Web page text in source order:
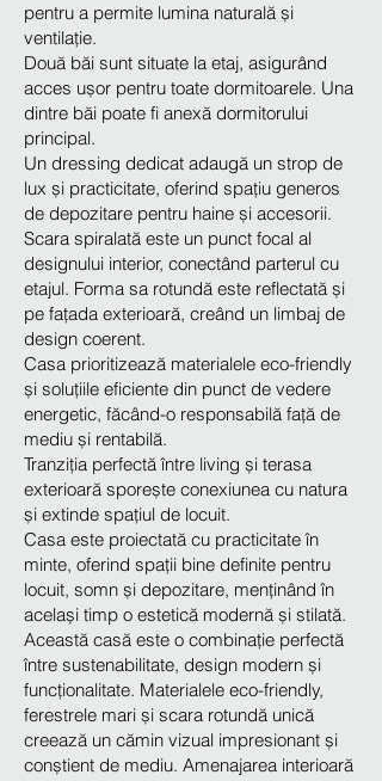
pentru a permite lumina naturală și
ventilație.
Două băi sunt situate la etaj, asigurând
acces ușor pentru toate dormitoarele. Una
dintre băi poate fi anexă dormitorului
principal.
Un dressing dedicat adaugă un strop de
lux și practicitate, oferind spațiu generos
de depozitare pentru haine și accesorii.
Scara spiralată este un punct focal al
designului interior, conectând parterul cu
etajul. Forma sa rotundă este reflectată și
pe fațada exterioară, creând un limbaj de
design coerent.
Casa prioritizează materialele eco-friendly
și soluțiile eficiente din punct de vedere
energetic, făcând-o responsabilă față de
mediu și rentabilă.
Tranziția perfectă între living și terasa
exterioară sporește conexiunea cu natura
și extinde spațiul de locuit.
Casa este proiectată cu practicitate în
minte, oferind spații bine definite pentru
locuit, somn și depozitare, menținând în
același timp o estetică modernă și stilată.
Această casă este o combinație perfectă
între sustenabilitate, design modern și
funcționalitate. Materialele eco-friendly,
ferestrele mari și scara rotundă unică
creează un cămin vizual impresionant și
conștient de mediu. Amenajarea interioară